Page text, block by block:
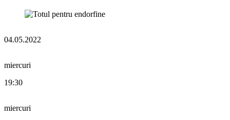
04.05.2022
miercuri
19:30
miercuri